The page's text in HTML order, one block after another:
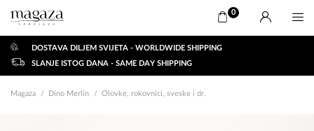
0
DOSTAVA DILJEM SVIJETA - WORLDWIDE SHIPPING
SLANJE ISTOG DANA - SAME DAY SHIPPING
Magaza Dino Merlin Olovke, rokovnici, sveske i dr.